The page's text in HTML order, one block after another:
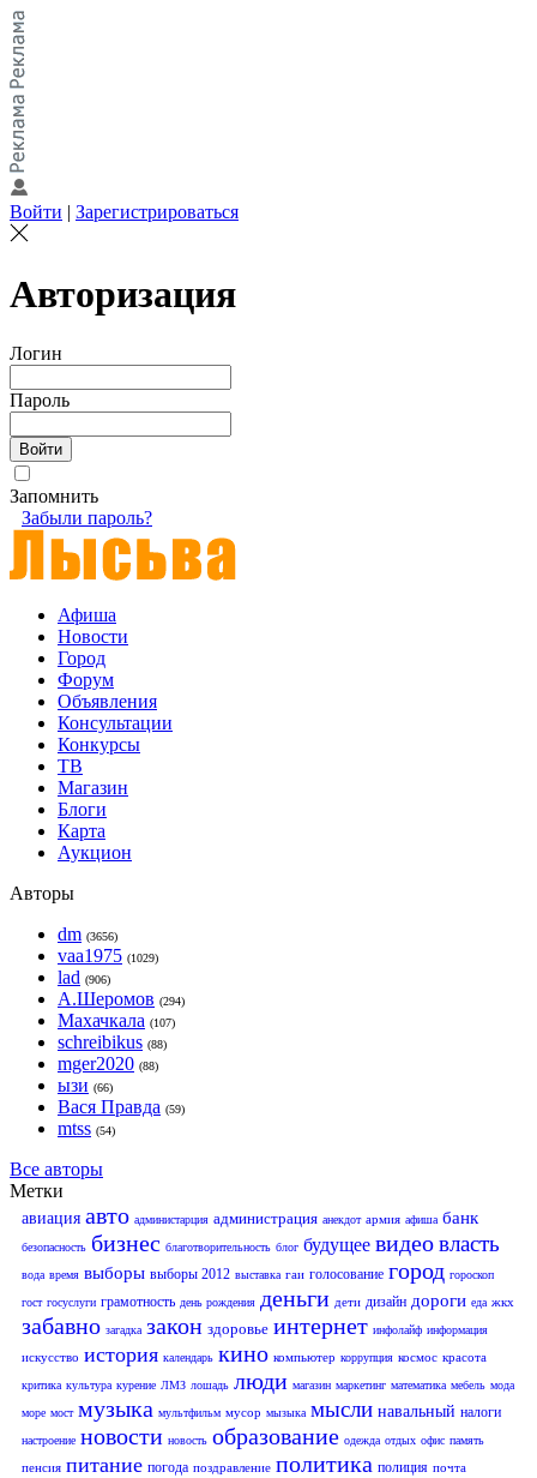
Войти | Зарегистрироваться
Авторизация
Логин
Пароль
Запомнить
Забыли пароль?
Афиша
Новости
Город
Форум
Объявления
Консультации
Конкурсы
ТВ
Магазин
Блоги
Карта
Аукцион
Авторы
dm (3656)
vaa1975 (1029)
lad (906)
А.Шеромов (294)
Махачкала (107)
schreibikus (88)
mger2020 (88)
ызи (66)
Вася Правда (59)
mtss (54)
Все авторы
Метки
авиация авто администарция администрация анекдот армия афиша банк
безопасность бизнес благотворительность блог будущее видеовласть
вода время выборы выборы 2012 выставка гаи голосование город гороскоп
гост госуслуги грамотность день рождения деньги дети дизайн дороги еда жкх
забавно загадка закон здоровье интернет инфолайф информация
искусство история календарь кино компьютер коррупция космос красота
критика культура курение ЛМЗ лошадь люди магазин маркетинг математика мебель мода
море мост музыка мультфильм мусор мызыка мысли навальный налоги
настроение новости новость образование одежда отдых офис память
пенсия питание погода поздравление политика полиция почта